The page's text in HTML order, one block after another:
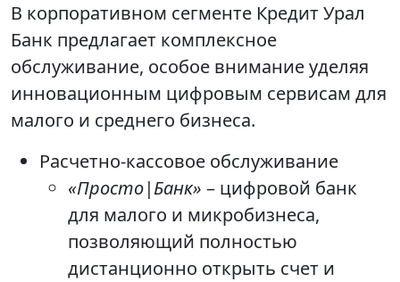
В корпоративном сегменте Кредит Урал
Банк предлагает комплексное
обслуживание, особое внимание уделяя
инновационным цифровым сервисам для
малого и среднего бизнеса.
Расчетно-кассовое обслуживание
«Просто|Банк» – цифровой банк
для малого и микробизнеса,
позволяющий полностью
дистанционно открыть счет и